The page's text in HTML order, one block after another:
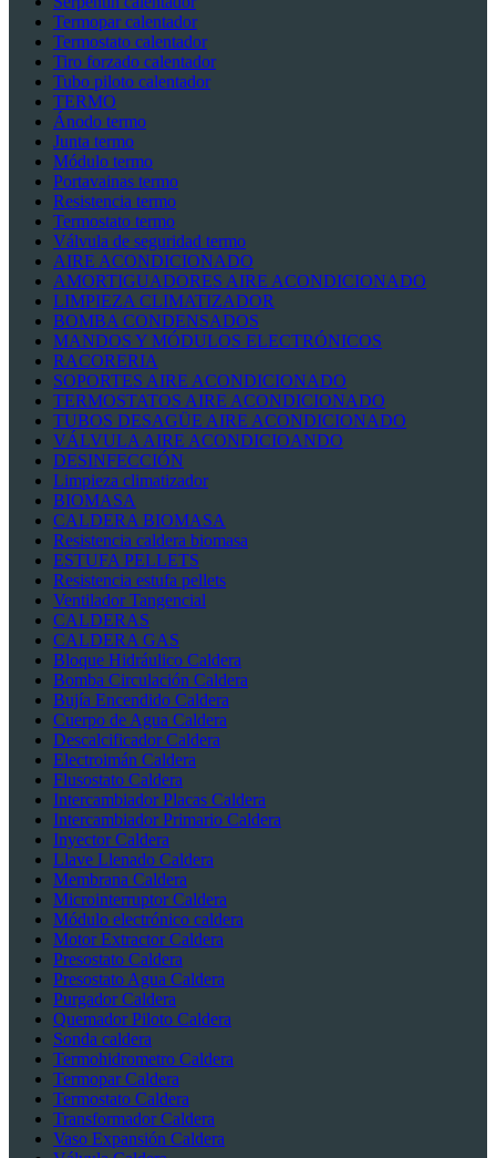
Termopar calentador
Termostato calentador
Tiro forzado calentador
Tubo piloto calentador
TERMO
Ánodo termo
Junta termo
Módulo termo
Portavainas termo
Resistencia termo
Termostato termo
Válvula de seguridad termo
AIRE ACONDICIONADO
AMORTIGUADORES AIRE ACONDICIONADO
LIMPIEZA CLIMATIZADOR
BOMBA CONDENSADOS
MANDOS Y MÓDULOS ELECTRÓNICOS
RACORERIA
SOPORTES AIRE ACONDICIONADO
TERMOSTATOS AIRE ACONDICIONADO
TUBOS DESAGÜE AIRE ACONDICIONADO
VÁLVULA AIRE ACONDICIOANDO
DESINFECCIÓN
Limpieza climatizador
BIOMASA
CALDERA BIOMASA
Resistencia caldera biomasa
ESTUFA PELLETS
Resistencia estufa pellets
Ventilador Tangencial
CALDERAS
CALDERA GAS
Bloque Hidráulico Caldera
Bomba Circulación Caldera
Bujía Encendido Caldera
Cuerpo de Agua Caldera
Descalcificador Caldera
Electroimán Caldera
Flusostato Caldera
Intercambiador Placas Caldera
Intercambiador Primario Caldera
Inyector Caldera
Llave Llenado Caldera
Membrana Caldera
Microinterruptor Caldera
Módulo electrónico caldera
Motor Extractor Caldera
Presostato Caldera
Presostato Agua Caldera
Purgador Caldera
Quemador Piloto Caldera
Sonda caldera
Termohidrometro Caldera
Termopar Caldera
Termostato Caldera
Transformador Caldera
Vaso Expansión Caldera